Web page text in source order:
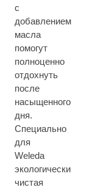
с
добавлением
масла
помогут
полноценно
отдохнуть
после
насыщенного
дня.
Специально
для
Weleda
экологически
чистая